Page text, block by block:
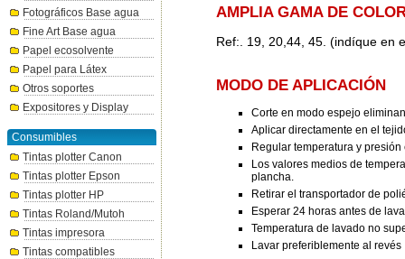
Fotográficos Base agua
Fine Art Base agua
Papel ecosolvente
Papel para Látex
Otros soportes
Expositores y Display
Consumibles
Tintas plotter Canon
Tintas plotter Epson
Tintas plotter HP
Tintas Roland/Mutoh
Tintas impresora
Tintas compatibles
AMPLIA GAMA DE
Ref:. 19, 20,44, 45. (indíque en
MODO DE APLICACIÓN
Corte en modo espejo
Aplicar directamente en el
Regular temperatura y
Los valores medios de
plancha.
Retirar el transportador de
Esperar 24 horas antes de
Temperatura de lavado no
Lavar preferiblemente al revés